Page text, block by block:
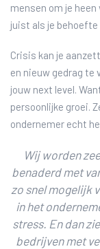
mensen om je
juist als je
Crisis kan je
en nieuw gedrag te
jouw next level.
persoonlijke groei.
ondernemer echt
Wij worden
benaderd met
zo snel mogelijk
in het
stress. En dan
bedrijven met